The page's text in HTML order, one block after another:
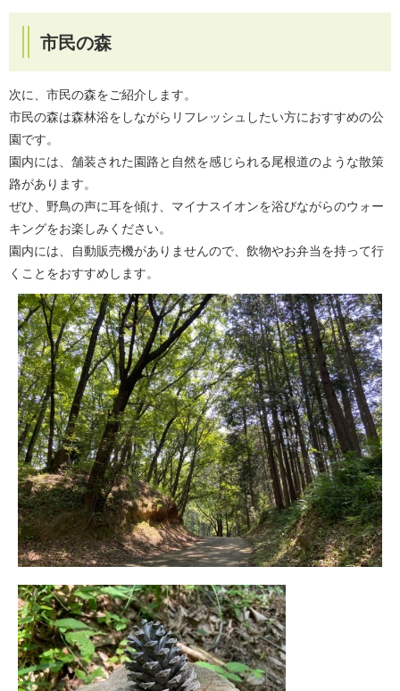
市民の森
次に、市民の森をご紹介します。
市民の森は森林浴をしながらリフレッシュしたい方におすすめの公
園です。
園内には、舗装された園路と自然を感じられる尾根道のような散策
路があります。
ぜひ、野鳥の声に耳を傾け、マイナスイオンを浴びながらのウォー
キングをお楽しみください。
園内には、自動販売機がありませんので、飲物やお弁当を持って行
くことをおすすめします。